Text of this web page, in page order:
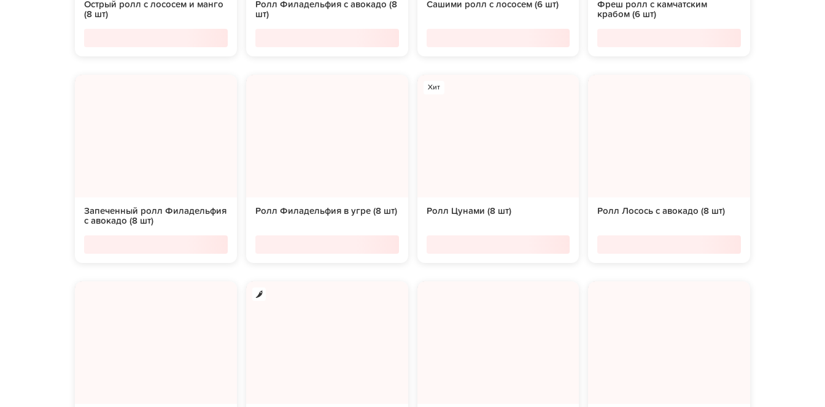
Острый ролл с лососем и манго
(8 шт)
Ролл Филадельфия с авокадо (8
шт)
Сашими ролл с лососем (6 шт)
Фреш ролл с камчатским
крабом (6 шт)
Запеченный ролл Филадельфия
с авокадо (8 шт)
Ролл Филадельфия в угре (8 шт)
Хит
Ролл Цунами (8 шт) Ролл Лосось с авокадо (8 шт)